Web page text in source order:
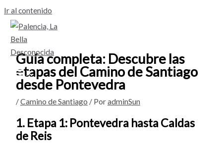
Ir al contenido
Guía completa: Descubre las
etapas del Camino de Santiago
desde Pontevedra
/Camino de Santiago / PoradminSun
1. Etapa 1: Pontevedra hasta Caldas
de Reis